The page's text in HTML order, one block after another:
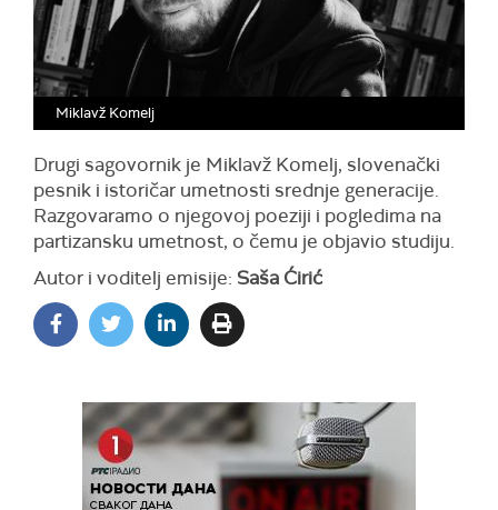
Miklavž Komelj
Drugi sagovornik je Miklavž Komelj, slovenački
pesnik i istoričar umetnosti srednje generacije.
Razgovaramo o njegovoj poeziji i pogledima na
partizansku umetnost, o čemu je objavio studiju.
Autor i voditelj emisije: Saša Ćirić